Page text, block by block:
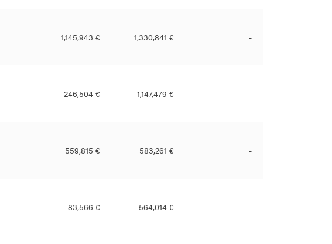
1,145,943 € 1,330,841 € -
246,504 € 1,147,479 € -
559,815 € 583,261 € -
83,566 € 564,014 € -